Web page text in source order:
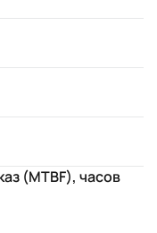
(MTBF), часов